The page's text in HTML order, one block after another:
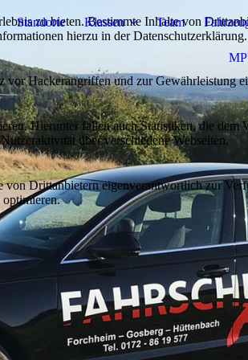
Standorte Klassen Team
zu bieten. Bestimmte Inhalte von
hierzu in der Datenschutzerklärung.
Hackerangriffen und zur Gewährleistung
Hierunter fallen auch Statistiken, die
über verschiedene Webseiten.
Drittanbietern eigenverantwortlich zur
optimieren.